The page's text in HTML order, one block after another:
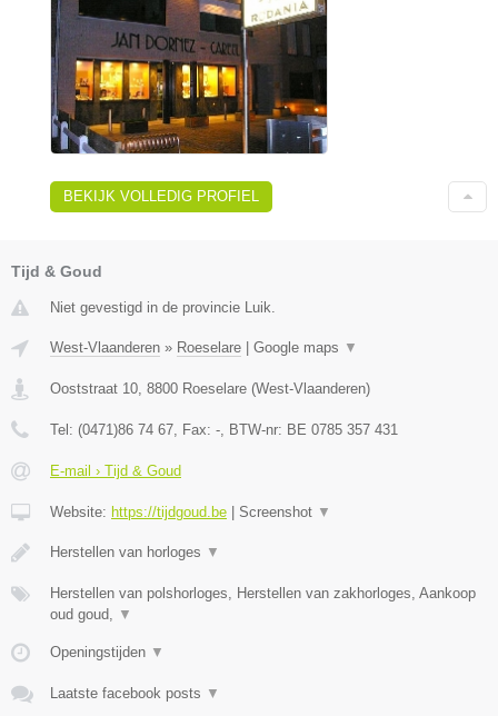
BEKIJK VOLLEDIG PROFIEL
Tijd & Goud
Niet gevestigd in de provincie Luik.
West-Vlaanderen » Roeselare | Google maps ▼
Ooststraat 10 8800 Roeselare (West-Vlaanderen)
Tel: (0471)86 74 67 , Fax: - , BTW-nr: BE 0785 357 431
E-mail › Tijd & Goud
Website: https://tijdgoud.be | Screenshot ▼
Herstellen van horloges ▼
Herstellen van polshorloges, Herstellen van zakhorloges, Aankoop
oud goud,
▼
Openingstijden ▼
Laatste facebook posts ▼